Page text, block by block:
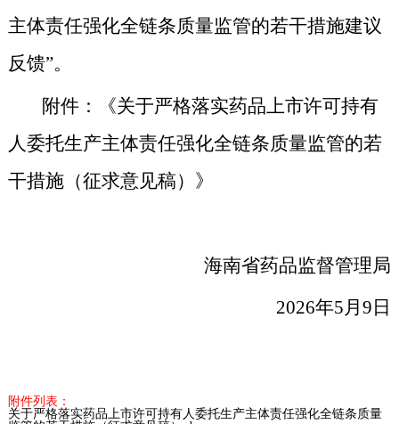
主体责任强化全链条质量监管的若干措施建议
反馈”。
附件：《关于严格落实药品上市许可持有
人委托生产主体责任强化全链条质量监管的若
干措施（征求意见稿） 》
海南省药品监督管理局
2026年5月9日
附件列表：
关于严格落实药品上市许可持有人委托生产主体责任强化全链条质量